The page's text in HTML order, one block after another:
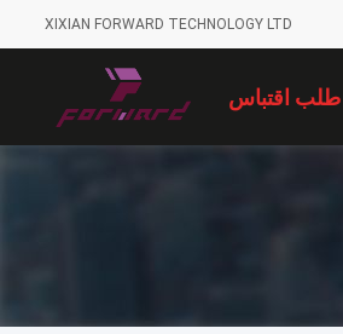
XIXIAN FORWARD TECHNOLOGY LTD
طلب اقتباس